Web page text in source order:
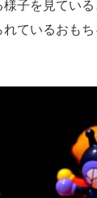
子を見てい
ているおも